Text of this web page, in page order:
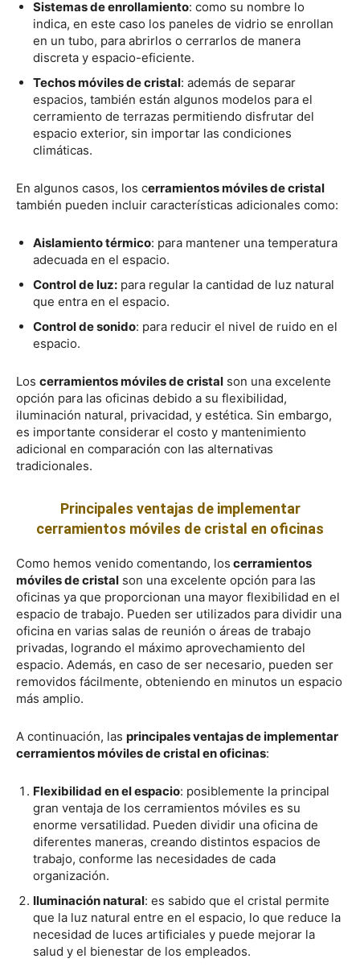
Sistemas de enrollamiento: como su nombre lo
indica, en este caso los paneles de vidrio se enrollan
en un tubo, para abrirlos o cerrarlos de manera
discreta y espacio-eficiente.
Techos móviles de cristal: además de separar
espacios, también están algunos modelos para el
cerramiento de terrazas permitiendo disfrutar del
espacio exterior, sin importar las condiciones
climáticas.
En algunos casos, los cerramientos móviles de cristal
también pueden incluir características adicionales como:
Aislamiento térmico: para mantener una temperatura
adecuada en el espacio.
Control de luz: para regular la cantidad de luz natural
que entra en el espacio.
Control de sonido: para reducir el nivel de ruido en el
espacio.
Los cerramientos móviles de cristal son una excelente
opción para las oficinas debido a su flexibilidad,
iluminación natural, privacidad, y estética. Sin embargo,
es importante considerar el costo y mantenimiento
adicional en comparación con las alternativas
tradicionales.
Principales ventajas de implementar
cerramientos móviles de cristal en oficinas
Como hemos venido comentando, los cerramientos
móviles de cristal son una excelente opción para las
oficinas ya que proporcionan una mayor flexibilidad en el
espacio de trabajo. Pueden ser utilizados para dividir una
oficina en varias salas de reunión o áreas de trabajo
privadas, logrando el máximo aprovechamiento del
espacio. Además, en caso de ser necesario, pueden ser
removidos fácilmente, obteniendo en minutos un espacio
más amplio.
A continuación, las principales ventajas de implementar
cerramientos móviles de cristal en oficinas:
Flexibilidad en el espacio: posiblemente la principal
gran ventaja de los cerramientos móviles es su
enorme versatilidad. Pueden dividir una oficina de
diferentes maneras, creando distintos espacios de
trabajo, conforme las necesidades de cada
organización.
Iluminación natural: es sabido que el cristal permite
que la luz natural entre en el espacio, lo que reduce la
necesidad de luces artificiales y puede mejorar la
salud y el bienestar de los empleados.